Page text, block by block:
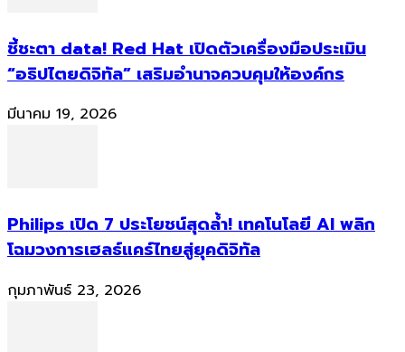
ชี้ชะตา data! Red Hat เปิดตัวเครื่องมือประเมิน
“อธิปไตยดิจิทัล” เสริมอำนาจควบคุมให้องค์กร
มีนาคม 19, 2026
Philips เปิด 7 ประโยชน์สุดล้ำ! เทคโนโลยี AI พลิก
โฉมวงการเฮลธ์แคร์ไทยสู่ยุคดิจิทัล
กุมภาพันธ์ 23, 2026